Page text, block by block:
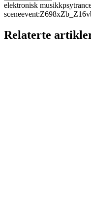
elektronisk musikk
scene
Relaterte